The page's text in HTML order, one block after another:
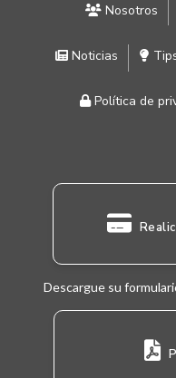
Nosotros
Noticias
Política de
Descargue su